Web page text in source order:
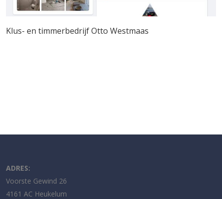
Klus- en timmerbedrijf Otto Westmaas
ADRES:
Voorste Gewind 26
4161 AC Heukelum